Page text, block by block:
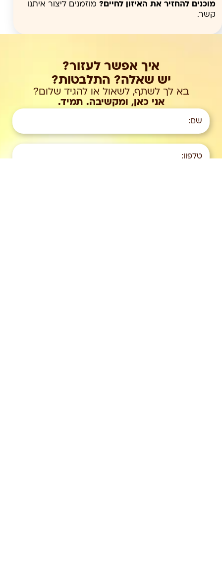
מוכנים להחזיר את האיזון לחיים? מוזמנים ליצור איתנו
קשר.
איך אפשר לעזור?
יש שאלה? התלבטות?
בא לך לשתף, לשאול או להגיד שלום?
אני כאן, ומקשיבה. תמיד.
שם:
טלפון: